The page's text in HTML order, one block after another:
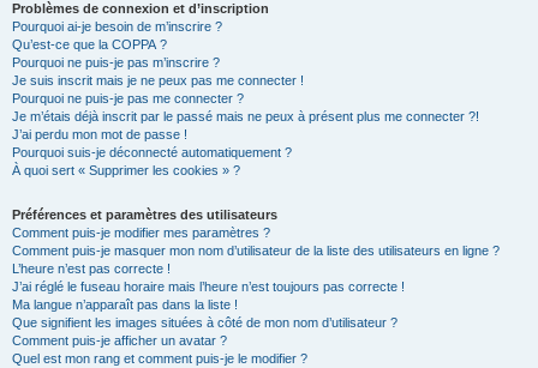
Problèmes de connexion et d’inscription
Pourquoi ai-je besoin de m’inscrire ?
Qu’est-ce que la COPPA ?
Pourquoi ne puis-je pas m’inscrire ?
Je suis inscrit mais je ne peux pas me connecter !
Pourquoi ne puis-je pas me connecter ?
Je m’étais déjà inscrit par le passé mais ne peux à présent plus me connecter ?!
J’ai perdu mon mot de passe !
Pourquoi suis-je déconnecté automatiquement ?
À quoi sert « Supprimer les cookies » ?
Préférences et paramètres des utilisateurs
Comment puis-je modifier mes paramètres ?
Comment puis-je masquer mon nom d’utilisateur de la liste des utilisateurs en ligne ?
L’heure n’est pas correcte !
J’ai réglé le fuseau horaire mais l’heure n’est toujours pas correcte !
Ma langue n’apparaît pas dans la liste !
Que signifient les images situées à côté de mon nom d’utilisateur ?
Comment puis-je afficher un avatar ?
Quel est mon rang et comment puis-je le modifier ?